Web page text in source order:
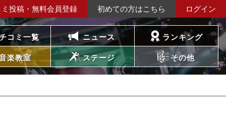
投稿・無料会員登録 初めての方はこちら ログイン
コミ一覧 ニュース ランキング
楽教室 ステージ その他